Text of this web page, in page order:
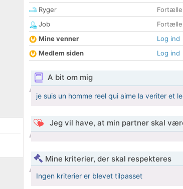
Ryger
Job
Mine venner
Log ind
Medlem siden
Log ind
A bit om mig
je suis un homme reel qui aime la veriter et
Jeg vil have, at min partner skal
Mine kriterier, der skal respekteres
Ingen kriterier er blevet tilpasset